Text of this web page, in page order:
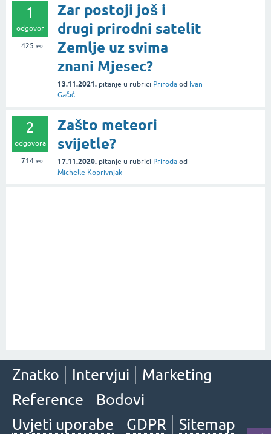
1
odgovor
425 👀
Zar postoji još i
drugi prirodni satelit
Zemlje uz svima
znani Mjesec?
13.11.2021. pitanje u rubrici Priroda od Ivan
Gačić
2
odgovora
714👀
Zašto meteori
svijetle?
17.11.2020. pitanje u rubrici Priroda od
Michelle Koprivnjak
Znatko Intervjui
Marketing
Reference
Bodovi
Uvjeti uporabe
GDPR Sitemap